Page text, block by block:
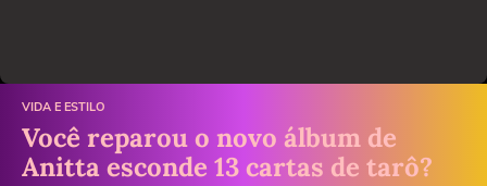
VIDA E ESTILO
Você reparou o novo álbum de
Anitta esconde 13 cartas de tarô?